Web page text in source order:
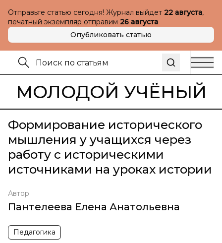
Отправьте статью сегодня! Журнал выйдет 22 августа,
печатный экземпляр отправим 26 августа
Опубликовать статью
МОЛОДОЙ УЧЁНЫЙ
Формирование исторического
мышления у учащихся через
работу с историческими
источниками на уроках истории
Автор
Пантелеева Елена Анатольевна
Педагогика